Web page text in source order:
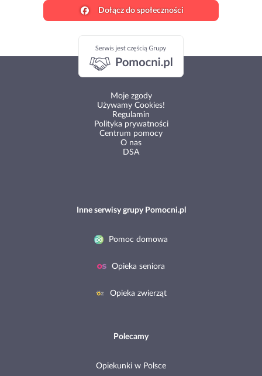
Dołącz do społeczności
Moje zgody
Używamy Cookies!
Regulamin
Polityka prywatności
Centrum pomocy
O nas
DSA
Inne serwisy grupy Pomocni.pl
Pomoc domowa
Opieka seniora
Opieka zwierząt
Polecamy
Opiekunki w Polsce